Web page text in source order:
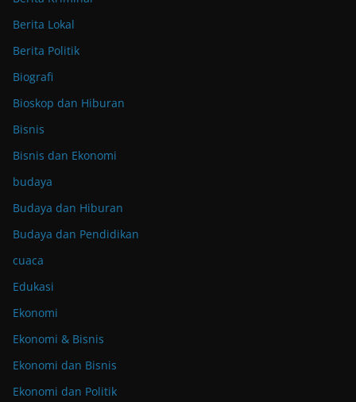
Berita Lokal
Berita Politik
Biografi
Bioskop dan Hiburan
Bisnis
Bisnis dan Ekonomi
budaya
Budaya dan Hiburan
Budaya dan Pendidikan
cuaca
Edukasi
Ekonomi
Ekonomi & Bisnis
Ekonomi dan Bisnis
Ekonomi dan Politik